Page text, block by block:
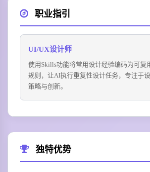
职业指引
UI/UX设计师
使用Skills功能将常用设计经验编码为可复
规则，让AI执行重复性设计任务，专注于
策略与创新。
独特优势